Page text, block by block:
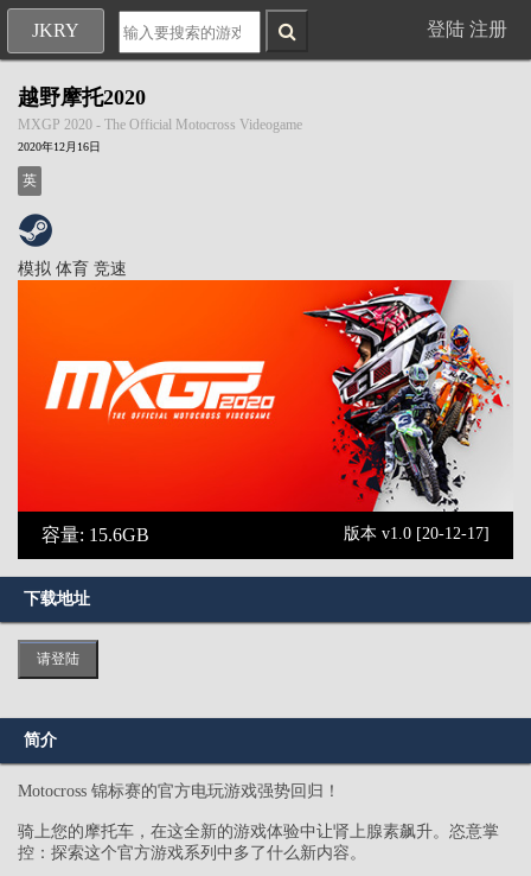
JKRY 登陆 注册
越野摩托2020
MXGP 2020 - The Official Motocross Videogame
2020年12月16日
英
模拟 体育 竞速
容量: 15.6GB 版本 v1.0 [20-12-17]
下载地址
请登陆
简介
Motocross 锦标赛的官方电玩游戏强势回归！
骑上您的摩托车，在这全新的游戏体验中让肾上腺素飙升。恣意掌
控：探索这个官方游戏系列中多了什么新内容。